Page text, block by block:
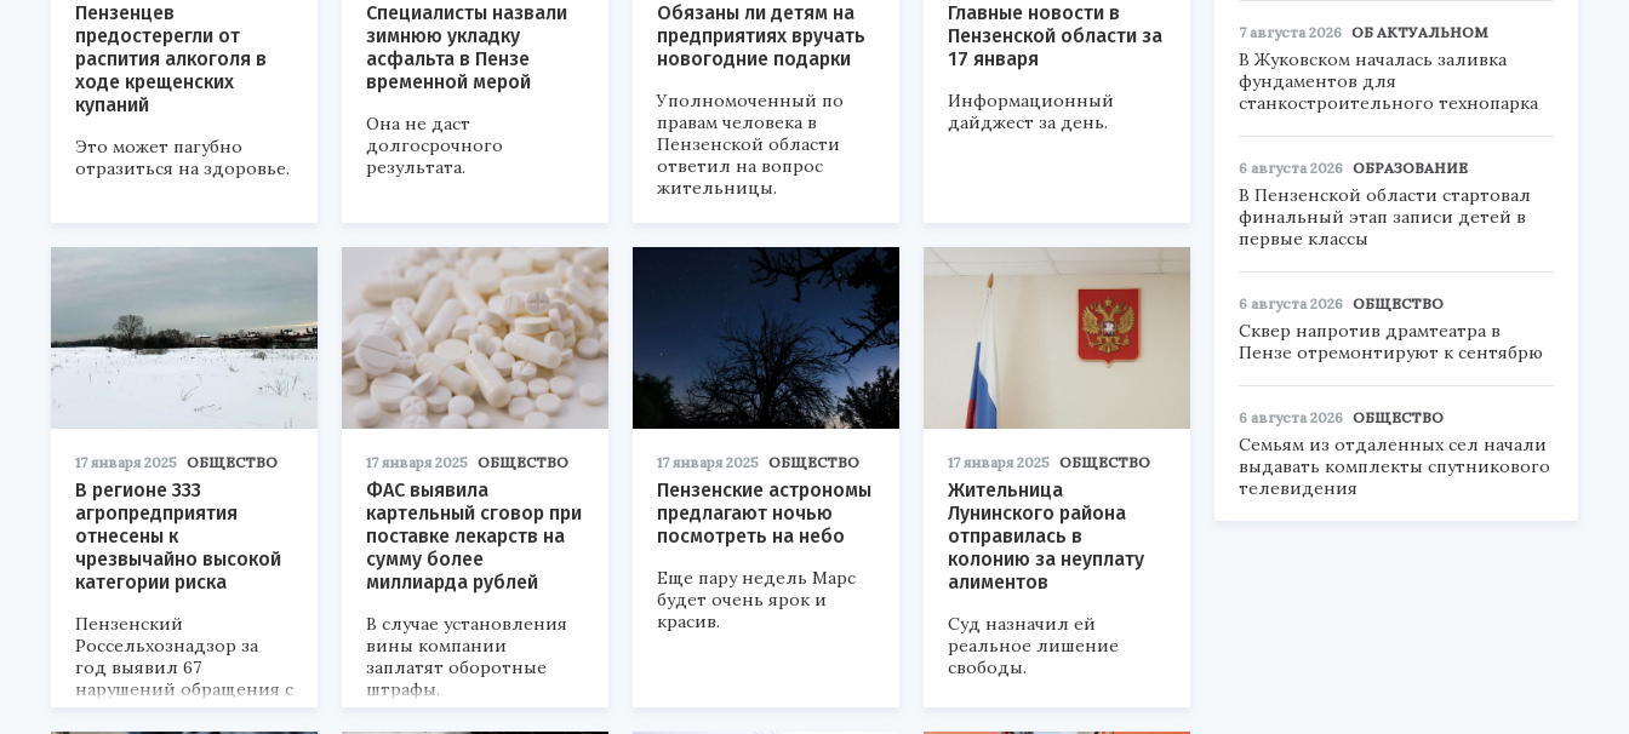
Пензенцев
предостерегли от
распития алкоголя в
ходе крещенских
купаний
Это может пагубно
отразиться на здоровье.
Специалисты назвали
зимнюю укладку
асфальта в Пензе
временной мерой
Она не даст
долгосрочного
результата.
Обязаны ли детям на
предприятиях вручать
новогодние подарки
Уполномоченный по
правам человека в
Пензенской области
ответил на вопрос
жительницы.
Главные новости в
Пензенской области за
17 января
Информационный
дайджест за день.
17 января 2025 ОБЩЕСТВО
В регионе 333
агропредприятия
отнесены к
чрезвычайно высокой
категории риска
Пензенский
Россельхознадзор за
год выявил 67
нарушений обращения с
пестицидами.
17 января 2025 ОБЩЕСТВО
ФАС выявила
картельный сговор при
поставке лекарств на
сумму более
миллиарда рублей
В случае установления
вины компании
заплатят оборотные
штрафы.
17 января 2025 ОБЩЕСТВО
Пензенские астрономы
предлагают ночью
посмотреть на небо
Еще пару недель Марс
будет очень ярок и
красив.
17 января 2025 ОБЩЕСТВО
Жительница
Лунинского района
отправилась в
колонию за неуплату
алиментов
Суд назначил ей
реальное лишение
свободы.
7 августа 2026 ОБ АКТУАЛЬНОМ
В Жуковском началась заливка
фундаментов для
станкостроительного технопарка
6 августа 2026 ОБРАЗОВАНИЕ
В Пензенской области стартовал
финальный этап записи детей в
первые классы
6 августа 2026 ОБЩЕСТВО
Сквер напротив драмтеатра в
Пензе отремонтируют к сентябрю
6 августа 2026 ОБЩЕСТВО
Семьям из отдаленных сел начали
выдавать комплекты спутникового
телевидения